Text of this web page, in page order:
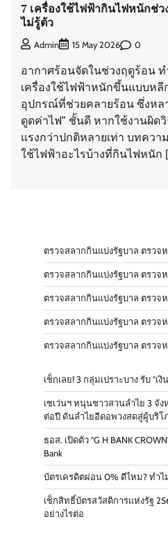
7 เครื่องใช้ไฟฟ้ากินไฟหนักช่
ไม่รู้ตัว
Admin 15 May 2026 0
อากาศร้อนจัดในช่วงฤดูร้อน
เครื่องใช้ไฟฟ้าหนักขึ้นแบบหลี
อุปกรณ์ที่ช่วยคลายร้อน ซึ่งหล
ดูดค่าไฟ” ชั้นดี หากใช้งานผิด
แรงกว่าปกติหลายเท่า บทควา
ใช้ไฟฟ้าอะไรบ้างที่กินไฟหนัก
ตรวจสลากกินแบ่งรัฐบาล ตรวจ
ตรวจสลากกินแบ่งรัฐบาล ตรวจ
ตรวจสลากกินแบ่งรัฐบาล ตรวจ
ตรวจสลากกินแบ่งรัฐบาล ตรวจ
ตรวจสลากกินแบ่งรัฐบาล ตรวจ
เช็กเลย! 3 กลุ่มเปราะบาง รับ "เ
เซเว่นฯ หนุนชาวสวนลำไย 3 จั
ต่อปี ดันลำไยอีดอพวงสดสู่ผู้บริโ
ธอส. เปิดตัว "G H BANK
Bank
บัตรเครดิตผ่อน 0% ดีไหม? ทำไ
เช็กสิทธิ์บัตรสวัสดิการแห่งรัฐ
อย่างไรต่อ